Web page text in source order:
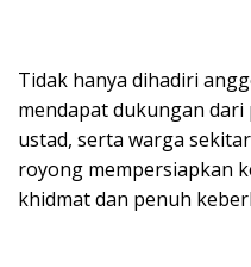
Tidak hanya dihadiri
mendapat dukungan
ustad, serta warga
royong mempersiapkan
khidmat dan penuh